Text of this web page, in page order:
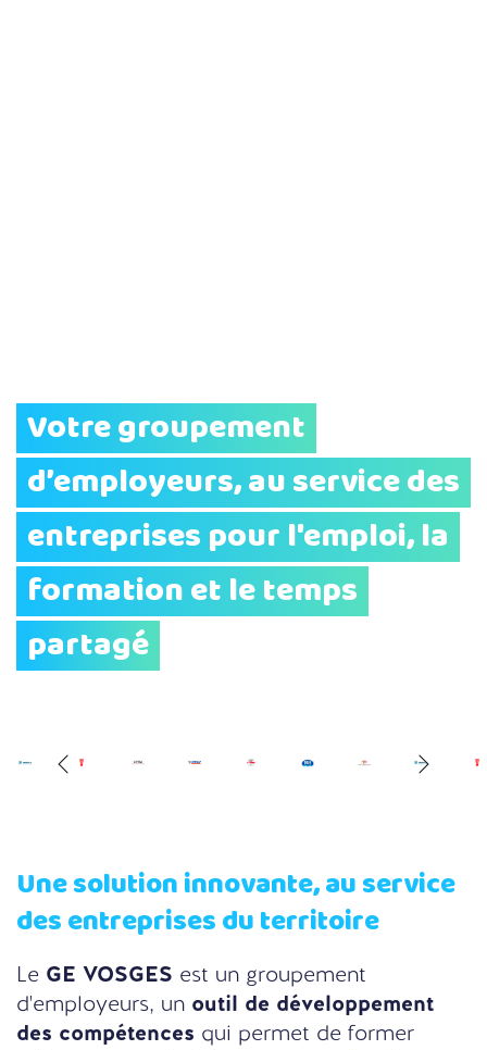
Votre groupement
d’employeurs, au service des
entreprises pour l'emploi, la
formation et le temps
partagé
Une solution innovante, au service
des entreprises du territoire
Le GE VOSGES est un groupement
d'employeurs, un outil de développement
des compétences qui permet de former